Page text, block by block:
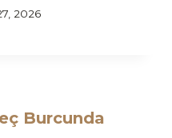
2026
Burcunda